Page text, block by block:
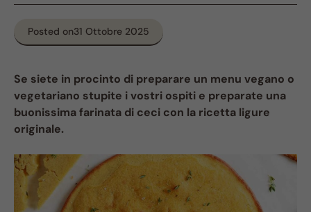
Posted on31 Ottobre 2025
Se siete in procinto di preparare un menu vegano o
vegetariano stupite i vostri ospiti e preparate una
buonissima farinata di ceci con la ricetta ligure
originale.